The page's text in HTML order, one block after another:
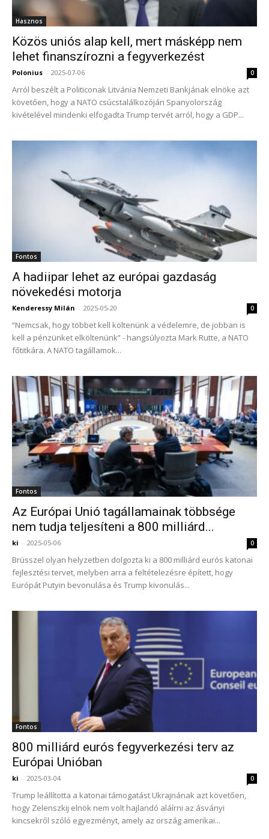
Hasznos
Közös uniós alap kell, mert másképp nem
lehet finanszírozni a fegyverkezést
Polonius - 2025-07-06 0
Arról beszélt a Politiconak Litvánia Nemzeti Bankjának elnöke azt
követően, hogy a NATO csúcstalálkozóján Spanyolország
kivételével mindenki elfogadta Trump tervét arról, hogy a GDP...
Fontos
A hadiipar lehet az európai gazdaság
növekedési motorja
Kenderessy Milán - 2025-05-20 0
“Nemcsak, hogy többet kell költenünk a védelemre, de jobban is
kell a pénzünket elköltenünk” - hangsúlyozta Mark Rutte, a NATO
főtitkára. A NATO tagállamok...
Fontos
Az Európai Unió tagállamainak többsége
nem tudja teljesíteni a 800 milliárd...
ki - 2025-05-06 0
Brüsszel olyan helyzetben dolgozta ki a 800 milliárd eurós katonai
fejlesztési tervet, melyben arra a feltételezésre épített, hogy
Európát Putyin bevonulása és Trump kivonulás...
Fontos
800 milliárd eurós fegyverkezési terv az
Európai Unióban
ki - 2025-03-04 0
Trump leállította a katonai támogatást Ukrajnának azt követően,
hogy Zelenszkij elnök nem volt hajlandó aláírni az ásványi
kincsekről szóló egyezményt, amely az ország amerikai...